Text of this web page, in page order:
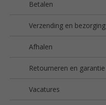
Betalen
Verzending en bezorging
Afhalen
Retourneren en garantie
Vacatures